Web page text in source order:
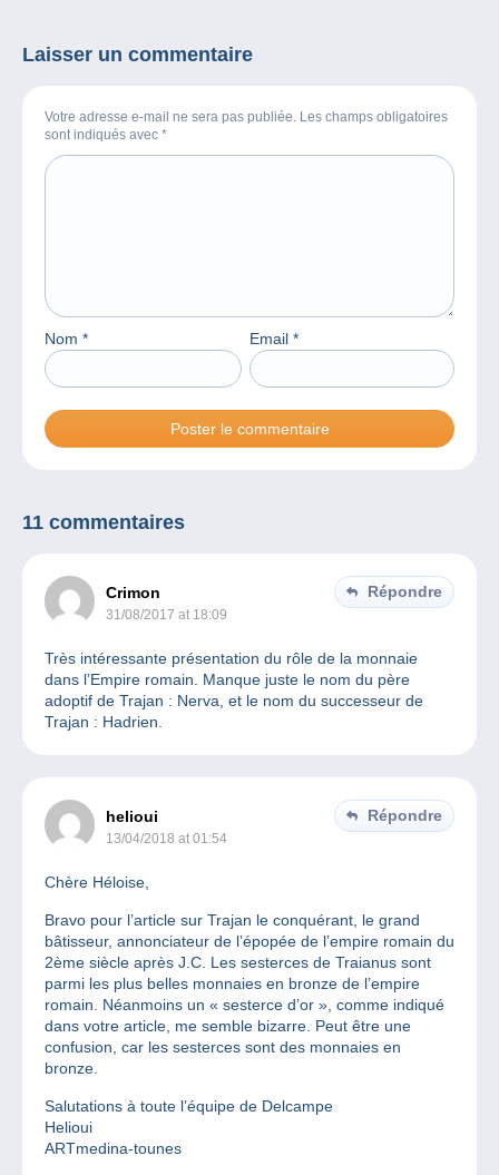
Laisser un commentaire
Votre adresse e-mail ne sera pas publiée. Les champs obligatoires
sont indiqués avec *
Nom * Email *
11 commentaires
Crimon
31/08/2017 at 18:09
Répondre
Très intéressante présentation du rôle de la monnaie
dans l’Empire romain. Manque juste le nom du père
adoptif de Trajan : Nerva, et le nom du successeur de
Trajan : Hadrien.
helioui
13/04/2018 at 01:54
Répondre
Chère Héloise,
Bravo pour l’article sur Trajan le conquérant, le grand
bâtisseur, annonciateur de l’épopée de l’empire romain du
2ème siècle après J.C. Les sesterces de Traianus sont
parmi les plus belles monnaies en bronze de l’empire
romain. Néanmoins un « sesterce d’or », comme indiqué
dans votre article, me semble bizarre. Peut être une
confusion, car les sesterces sont des monnaies en
bronze.
Salutations à toute l’équipe de Delcampe
Helioui
ARTmedina-tounes